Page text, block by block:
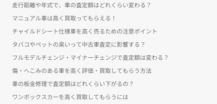
走行距離や年式で、車の査定額はどれくらい変わる？
マニュアル車は高く買取ってもらえる！
チャイルドシート仕様車を高く売るための注意ポイント
タバコやペットの臭いって中古車査定に影響する？
フルモデルチェンジ・マイナーチェンジで査定額は変わる？
傷・へこみのある車を高く評価・買取してもらう方法
車の板金修理で査定額はどれくらい下がるの？
ワンボックスカーを高く買取してもらうには